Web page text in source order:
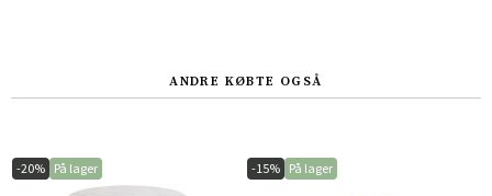
ANDRE KØBTE OGSÅ
-20% På lager -15% På lager